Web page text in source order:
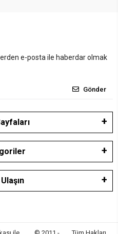
e-posta ile haberdar olmak
Gönder